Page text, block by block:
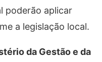
poderão aplicar
a legislação local.
da Gestão e da